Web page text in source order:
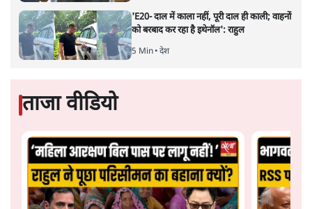
'E20- दाल में काला नहीं, पूरी दाल ही काली; वाहनों
को बरबाद कर रहा है इथेनॉल': राहुल
5 Min• देश
ताजा वीडियो